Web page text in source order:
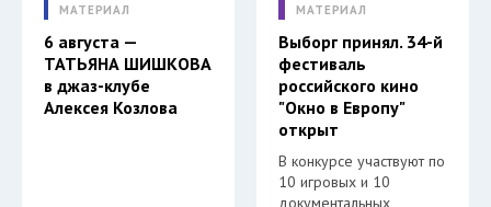
МАТЕРИАЛ
6 августа —
ТАТЬЯНА ШИШКОВА
в джаз-клубе
Алексея Козлова
МАТЕРИАЛ
Выборг принял. 34-й
фестиваль
российского кино
"Окно в Европу"
открыт
В конкурсе участвуют по
10 игровых и 10
документальных